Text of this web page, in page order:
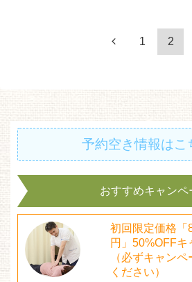
1 2
予約空き情報はこ
おすすめキャンペ
初回限定価格
円」50%OFFキ
（必ずキャン
ください）